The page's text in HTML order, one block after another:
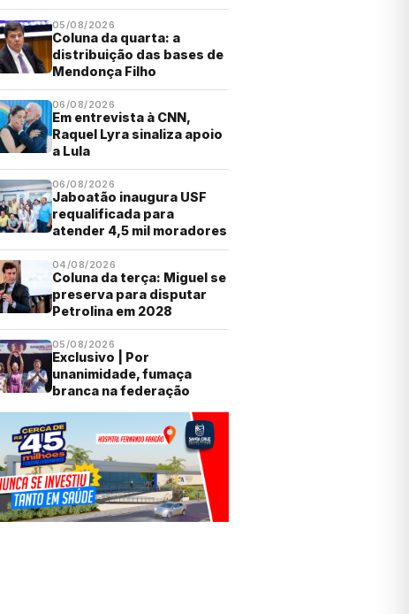
05/08/2026
Coluna da quarta: a
distribuição das bases de
Mendonça Filho
06/08/2026
Em entrevista à CNN,
Raquel Lyra sinaliza apoio
a Lula
06/08/2026
Jaboatão inaugura USF
requalificada para
atender 4,5 mil moradores
04/08/2026
Coluna da terça: Miguel se
preserva para disputar
Petrolina em 2028
05/08/2026
Exclusivo | Por
unanimidade, fumaça
branca na federação